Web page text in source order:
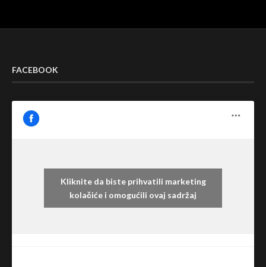
FACEBOOK
Facebook
Kliknite da biste prihvatili marketing
kolačiće i omogućili ovaj sadržaj